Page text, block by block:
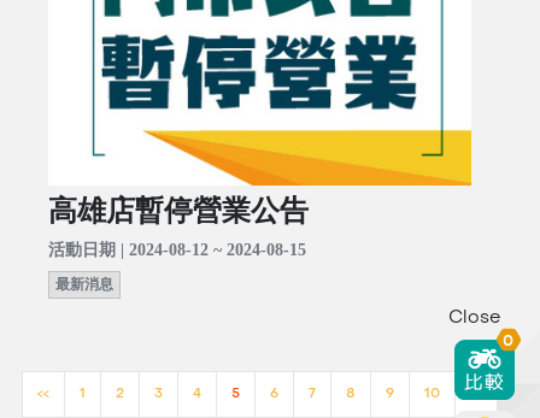
高雄店暫停營業公告
活動日期 | 2024-08-12 ~ 2024-08-15
最新消息
<< 1 2 3 4 5 6 7 8 9 10 >>
Close
0